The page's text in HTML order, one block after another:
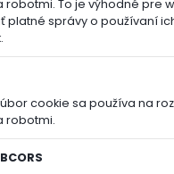
robotmi. To je výhodné pre
platné správy o používaní
cookie sa používa na
robotmi.